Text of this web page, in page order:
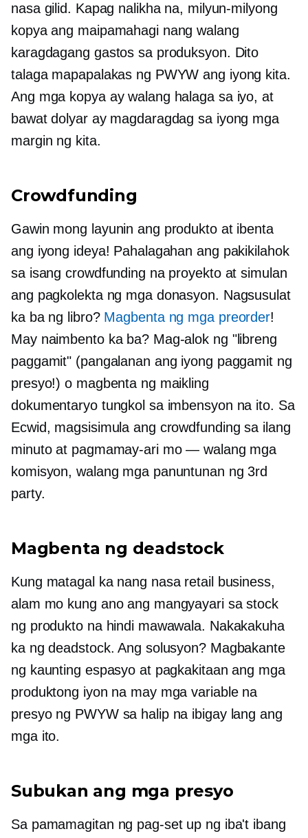
nasa gilid. Kapag nalikha na, milyun-milyong
kopya ang maipamahagi nang walang
karagdagang gastos sa produksyon. Dito
talaga mapapalakas ng PWYW ang iyong kita.
Ang mga kopya ay walang halaga sa iyo, at
bawat dolyar ay magdaragdag sa iyong mga
margin ng kita.
Crowdfunding
Gawin mong layunin ang produkto at ibenta
ang iyong ideya! Pahalagahan ang pakikilahok
sa isang crowdfunding na proyekto at simulan
ang pagkolekta ng mga donasyon. Nagsusulat
ka ba ng libro? Magbenta ng mga preorder!
May naimbento ka ba? Mag-alok ng "libreng
paggamit" (pangalanan ang iyong paggamit ng
presyo!) o magbenta ng maikling
dokumentaryo tungkol sa imbensyon na ito. Sa
Ecwid, magsisimula ang crowdfunding sa ilang
minuto at pagmamay-ari mo — walang mga
komisyon, walang mga panuntunan ng 3rd
party.
Magbenta ng deadstock
Kung matagal ka nang nasa retail business,
alam mo kung ano ang mangyayari sa stock
ng produkto na hindi mawawala. Nakakakuha
ka ng deadstock. Ang solusyon? Magbakante
ng kaunting espasyo at pagkakitaan ang mga
produktong iyon na may mga variable na
presyo ng PWYW sa halip na ibigay lang ang
mga ito.
Subukan ang mga presyo
Sa pamamagitan ng pag-set up ng iba't ibang